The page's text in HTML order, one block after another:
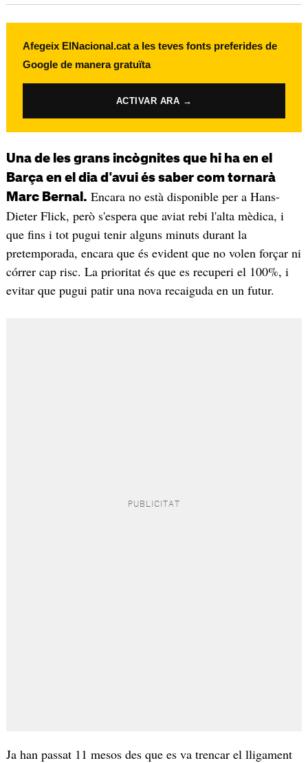
Afegeix ElNacional.cat a les teves fonts preferides de
Google de manera gratuïta
ACTIVAR ARA →
Una de les grans incògnites que hi ha en el
Barça en el dia d'avui és saber com tornarà
Marc Bernal. Encara no està disponible per a Hans-
Dieter Flick, però s'espera que aviat rebi l'alta mèdica, i
que fins i tot pugui tenir alguns minuts durant la
pretemporada, encara que és evident que no volen forçar ni
córrer cap risc. La prioritat és que es recuperi el 100%, i
evitar que pugui patir una nova recaiguda en un futur.
Ja han passat 11 mesos des que es va trencar el lligament